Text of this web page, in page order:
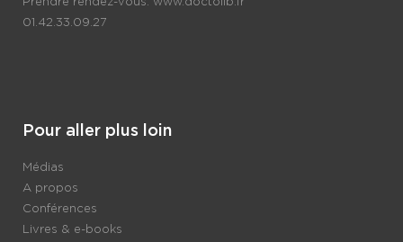
Prendre rendez-vous: www.doctolib.fr
01.42.33.09.27
Pour aller plus loin
Médias
A propos
Conférences
Livres & e-books